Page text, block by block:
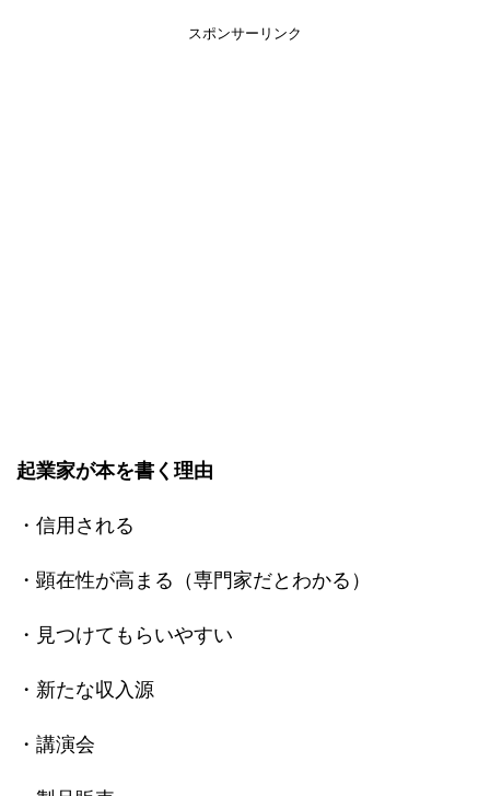
スポンサーリンク
起業家が本を書く理由
・信用される
・顕在性が高まる（専門家だとわかる）
・見つけてもらいやすい
・新たな収入源
・講演会